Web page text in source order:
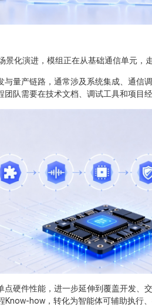
演进，模组正在从基础通信单元，走
产链路，通常涉及系统集成、通信
队需要在技术文档、调试工具和项目经
件性能，进一步延伸到覆盖开发、交
how，转化为智能体可辅助执行、